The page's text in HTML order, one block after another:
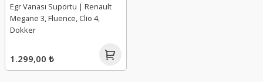
Egr Vanası Suportu | Renault
Megane 3, Fluence, Clio 4,
Dokker
1.299,00 ₺